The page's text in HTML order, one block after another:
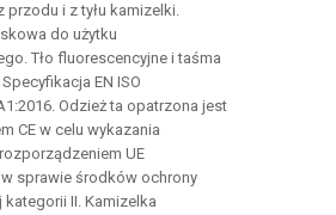
przodu i z tyłu kamizelki.
do użytku
Tło fluorescencyjne i taśma
EN ISO
Odzież ta opatrzona jest
CE w celu wykazania
UE
sprawie środków ochrony
II. Kamizelka